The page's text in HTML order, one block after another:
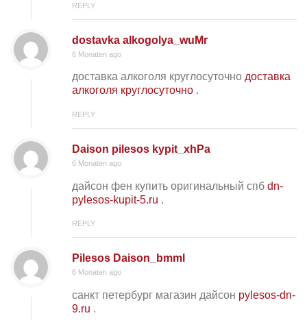
REPLY
dostavka alkogolya_wuMr
6 Monaten ago
доставка алкоголя круглосуточно доставка
алкоголя круглосуточно .
REPLY
Daison pilesos kypit_xhPa
6 Monaten ago
дайсон фен купить оригинальный спб dn-
pylesos-kupit-5.ru .
REPLY
Pilesos Daison_bmml
6 Monaten ago
санкт петербург магазин дайсон pylesos-dn-
9.ru .